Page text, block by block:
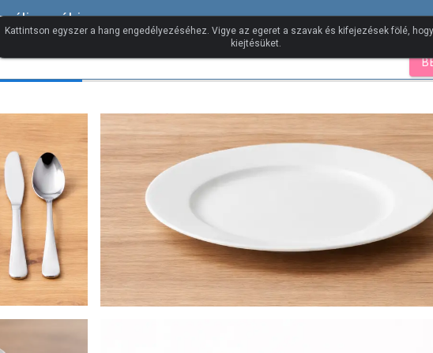
szókincs
Kattintson egyszer a hang engedélyezéséhez. Vigye az egeret a szavak és kifejezések fölé,
kiejtésüket.